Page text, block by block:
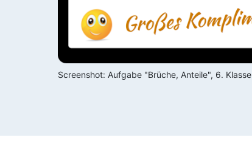
Screenshot: Aufgabe "Brüche, Anteile", 6. Klasse